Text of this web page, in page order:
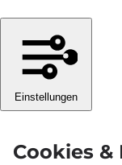
Einstellungen
Cookies